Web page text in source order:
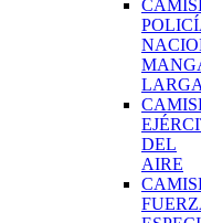
LARGA
DEL
AIRE